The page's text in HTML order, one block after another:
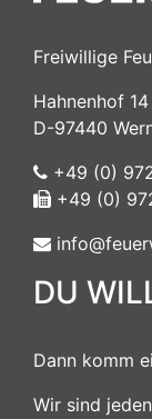
Freiwillige
Hahnenhof 14
D-97440
+49 (0)
+49 (0)
DU
Dann komm
Wir sind